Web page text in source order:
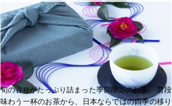
旬の香りがたっぷり詰まった季節限定のお茶。 普段
味わう一杯のお茶から、日本ならではの四季の移り